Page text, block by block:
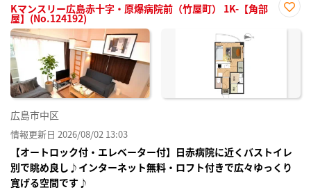
Kマンスリー広島赤十字・原爆病院前（竹屋町） 1K-【角部
屋】(No.124192)
に入
広島市中区
情報更新日 2026/08/02 13:03
【オートロック付・エレベーター付】日赤病院に近くバストイレ
別で眺め良し♪インターネット無料・ロフト付きで広々ゆっくり
寛げる空間です♪